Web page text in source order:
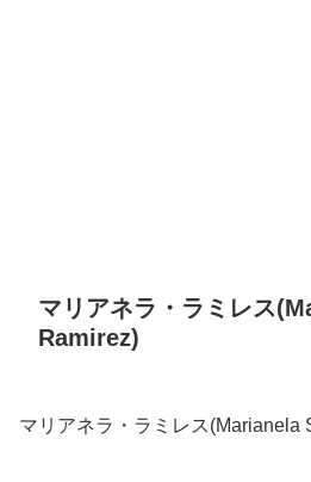
マリアネラ・ラミレス
Ramirez)
マリアネラ・ラミレス(Marianela